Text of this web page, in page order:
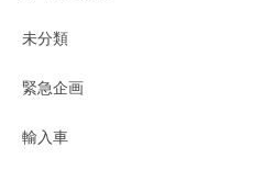
未分類
緊急企画
輸入車